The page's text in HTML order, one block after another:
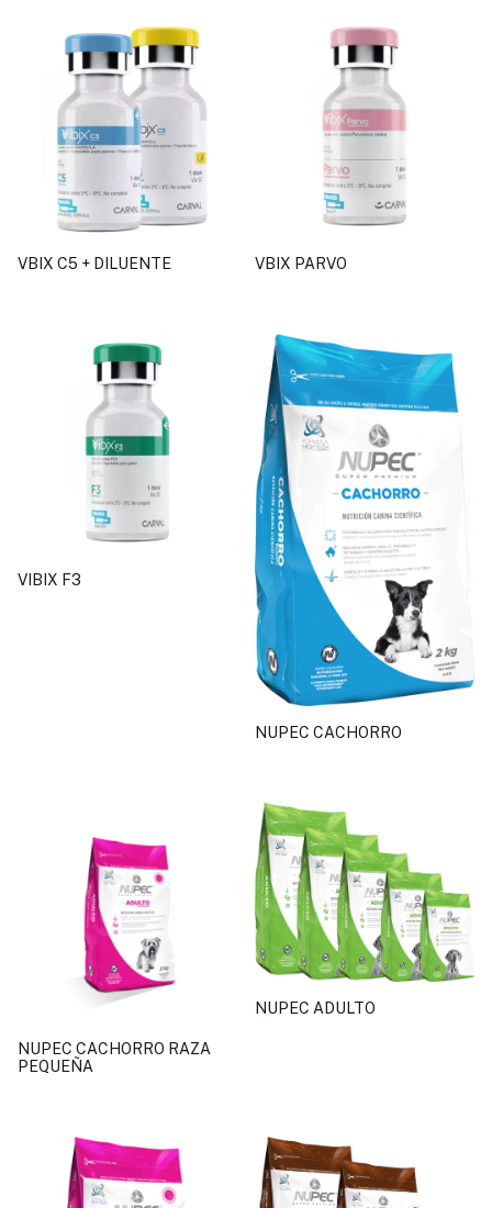
VBIX C5 + DILUENTE VBIX PARVO
VIBIX F3
NUPEC CACHORRO
NUPEC CACHORRO RAZA
PEQUEÑA
NUPEC ADULTO